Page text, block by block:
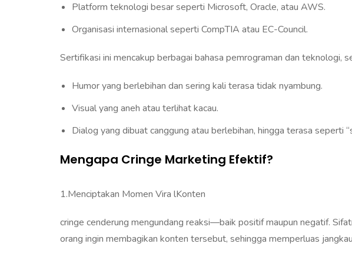
Platform teknologi besar seperti Microsoft, Oracle, atau AWS.
Organisasi internasional seperti CompTIA atau EC-Council.
Sertifikasi ini mencakup berbagai bahasa pemrograman dan teknologi,
Humor yang berlebihan dan sering kali terasa tidak nyambung.
Visual yang aneh atau terlihat kacau.
Dialog yang dibuat canggung atau berlebihan, hingga terasa seperti
Mengapa Cringe Marketing Efektif?
1.Menciptakan Momen Vira lKonten
cringe cenderung mengundang reaksi—baik positif maupun negatif.
orang ingin membagikan konten tersebut, sehingga memperluas